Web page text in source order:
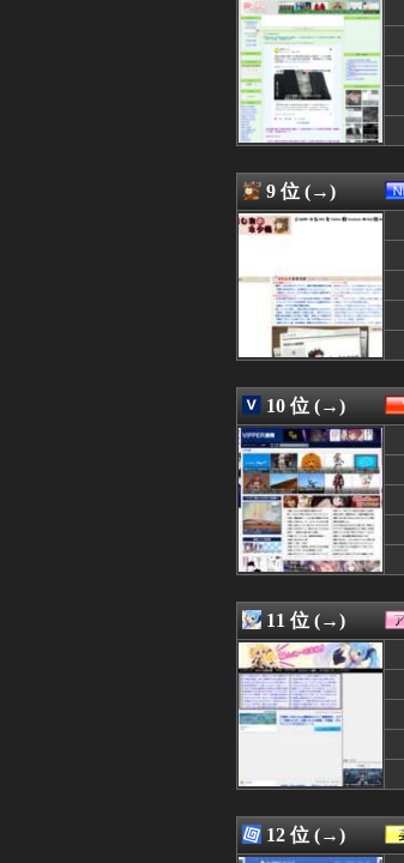
08/07 21:01
08/07 21:01
08/07 21:01
08/07 21:00
08/07 21:00
08/07 21:00
08/07 21:00
08/07 21:00
08/07 21:00
08/07 21:00
08/07 21:00
08/07 21:00
08/07 21:00
08/07 21:00
08/07 21:00
08/07 21:00
08/07 21:00
08/07 21:00
08/07 21:00
08/07 21:00
08/07 21:00
08/07 21:00
08/07 21:00
08/07 21:00
08/07 21:00
08/07 21:00
08/07 21:00
08/07 21:00
08/07 21:00
08/07 21:00
08/07 21:00
08/07 21:00
9 位 (→)
10 位 (→)
11 位 (→)
12 位 (→)